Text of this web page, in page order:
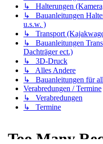
↳ Halterungen
↳ Bauanleitungen
u.s.w. )
↳ Transport
↳ Bauanleitungen
Dachträger ect.)
↳ 3D-Druck
↳ Alles Andere
↳ Bauanleitungen für
Verabredungen / Termine
↳ Verabredungen
↳ Termine